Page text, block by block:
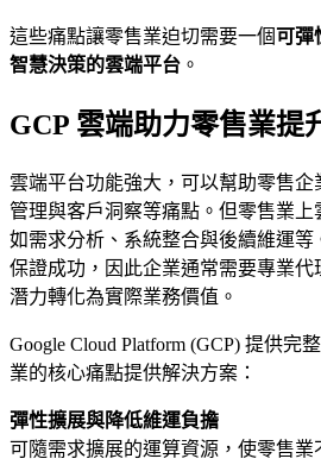
這些痛點讓零售業迫切需要一個可彈
智慧決策的雲端平台 。
GCP 雲端助力零售業提
雲端平台功能強大，可以幫助零售
管理與客戶洞察等痛點。但零售業上
如需求分析、系統整合與後續維運
保證成功，因此企業通常需要專業
潛力轉化為實際業務價值。
Google Cloud Platform (GCP) 提供完
業的核心痛點提供解決方案：
彈性擴展與降低維運負擔
可隨需求擴展的運算資源，使零售